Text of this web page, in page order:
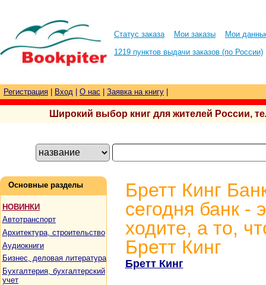
Статус заказа Мои заказы
Мои
1219 пунктов выдачи заказов (по России)
Регистрация Вход О нас Заявка на книгу
Широкий выбор книг для жителей России,
Основные разделы
НОВИНКИ
Автотранспорт
Архитектура, строительство
Аудиокниги
Бизнес, деловая литература
Бухгалтерия, бухгалтерский
учет
Бретт Кинг
сегодня банк -
ходите, а то,
Бретт Кинг
Бретт Кинг